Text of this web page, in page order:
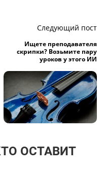
Следующий пост
Ищете преподавателя
скрипки? Возьмите пару
уроков у этого ИИ
ОСТАВИТ